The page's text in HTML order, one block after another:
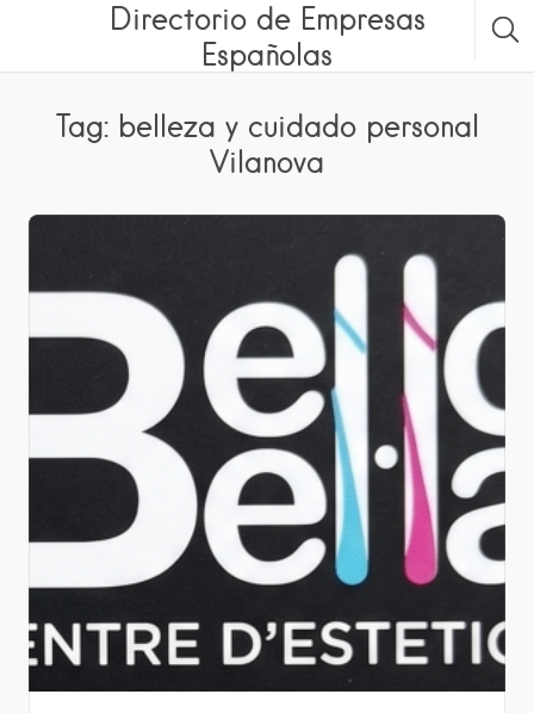
Directorio de Empresas
Españolas
Tag: belleza y cuidado personal
Vilanova